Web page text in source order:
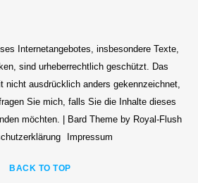
Internetangebotes, insbesondere Texte,
sind urheberrechtlich geschützt. Das
nicht ausdrücklich anders gekennzeichnet,
Sie mich, falls Sie die Inhalte dieses
möchten. | Bard Theme by Royal-Flush
Impressum
BACK TO TOP